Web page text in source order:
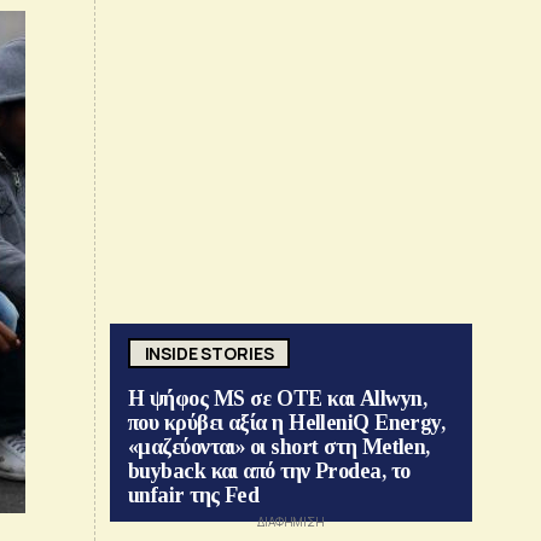
INSIDE STORIES
Η ψήφος MS σε ΟΤΕ και Allwyn,
που κρύβει αξία η HelleniQ Energy,
«μαζεύονται» οι short στη Metlen,
buyback και από την Prodea, το
unfair της Fed